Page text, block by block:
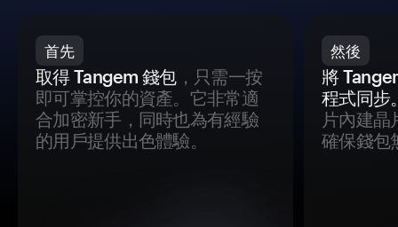
首先
取得 Tangem 錢包，只需一按
即可掌控你的資產。它非常適
合加密新手，同時也為有經驗
的用戶提供出色體驗。
然後
將
程式同步
片內建晶
確保錢包